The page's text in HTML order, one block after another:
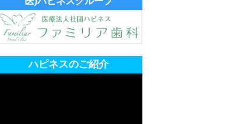
ハピネスのご紹介